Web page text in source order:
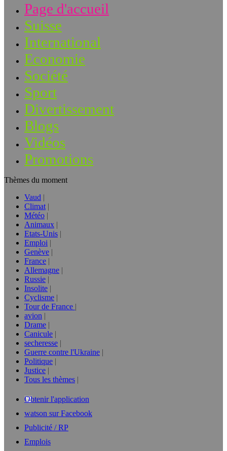
Page d'accueil
Suisse
International
Economie
Société
Sport
Divertissement
Blogs
Vidéos
Promotions
Thèmes du moment
Vaud
Climat
Météo
Animaux
Etats-Unis
Emploi
Genève
France
Allemagne
Russie
Insolite
Cyclisme
Tour de France
avion
Drame
Canicule
secheresse
Guerre contre l'Ukraine
Politique
Justice
Tous les thèmes
Obtenir l'application
watson sur Facebook
Publicité / RP
Emplois